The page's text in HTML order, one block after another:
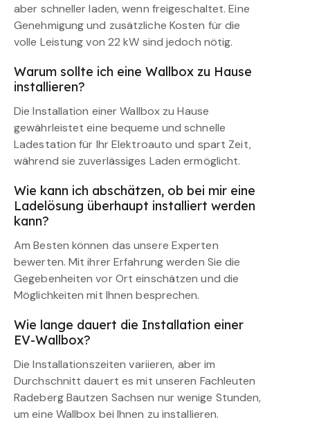
aber schneller laden, wenn freigeschaltet. Eine
Genehmigung und zusätzliche Kosten für die
volle Leistung von 22 kW sind jedoch nötig.
Warum sollte ich eine Wallbox zu Hause
installieren?
Die Installation einer Wallbox zu Hause
gewährleistet eine bequeme und schnelle
Ladestation für Ihr Elektroauto und spart Zeit,
während sie zuverlässiges Laden ermöglicht.
Wie kann ich abschätzen, ob bei mir eine
Ladelösung überhaupt installiert werden
kann?
Am Besten können das unsere Experten
bewerten. Mit ihrer Erfahrung werden Sie die
Gegebenheiten vor Ort einschätzen und die
Möglichkeiten mit Ihnen besprechen.
Wie lange dauert die Installation einer
EV-Wallbox?
Die Installationszeiten variieren, aber im
Durchschnitt dauert es mit unseren Fachleuten
Radeberg Bautzen Sachsen nur wenige Stunden,
um eine Wallbox bei Ihnen zu installieren.